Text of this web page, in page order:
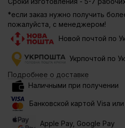
*если заказ нужно получить
пожалуйста, с менеджером!
Новой почтой по
Укрпочтой по
Подробнее о доставке
Наличными при получении
Банковской картой Visa
Apple Pay, Google Pay